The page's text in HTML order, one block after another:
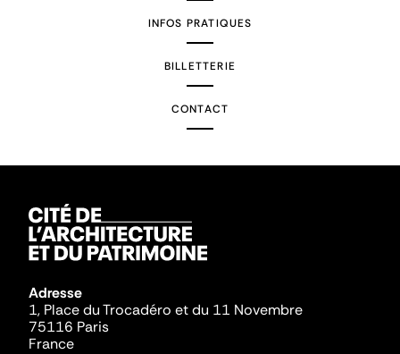
INFOS PRATIQUES
BILLETTERIE
CONTACT
Adresse
1, Place du Trocadéro et du 11 Novembre
75116 Paris
France